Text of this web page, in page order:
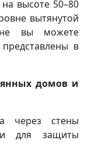
высоте 50–80
вытянутой
вы можете
в
домов и
через стены
для защиты